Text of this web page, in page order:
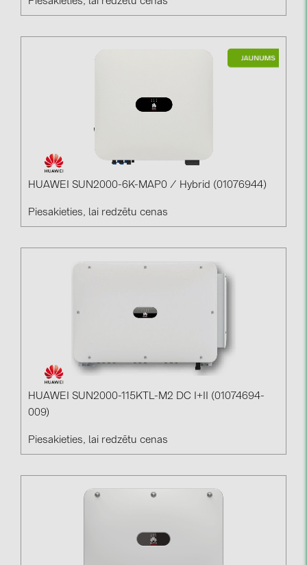
HUAWEI SUN2000-6K-MAP0 / Hybrid (01076944)
Piesakieties, lai redzētu cenas
HUAWEI SUN2000-115KTL-M2 DC I+II (01074694-
009)
Piesakieties, lai redzētu cenas